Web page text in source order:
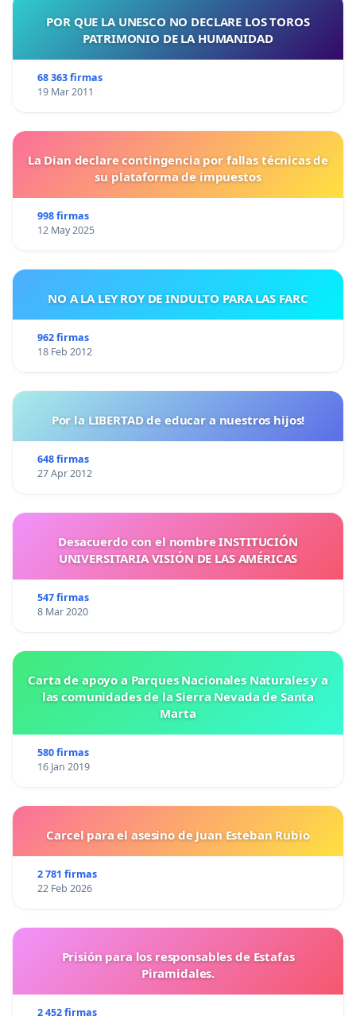
POR QUE LA UNESCO NO DECLARE LOS TOROS
PATRIMONIO DE LA HUMANIDAD
68 363 firmas
19 Mar 2011
La Dian declare contingencia por fallas técnicas de
su plataforma de impuestos
998 firmas
12 May 2025
NO A LA LEY ROY DE INDULTO PARA LAS FARC
962 firmas
18 Feb 2012
Por la LIBERTAD de educar a nuestros hijos!
648 firmas
27 Apr 2012
Desacuerdo con el nombre INSTITUCIÓN
UNIVERSITARIA VISIÓN DE LAS AMÉRICAS
547 firmas
8 Mar 2020
Carta de apoyo a Parques Nacionales Naturales y a
las comunidades de la Sierra Nevada de Santa
Marta
580 firmas
16 Jan 2019
Carcel para el asesino de Juan Esteban Rubio
2 781 firmas
22 Feb 2026
Prisión para los responsables de Estafas
Piramidales.
2 452 firmas